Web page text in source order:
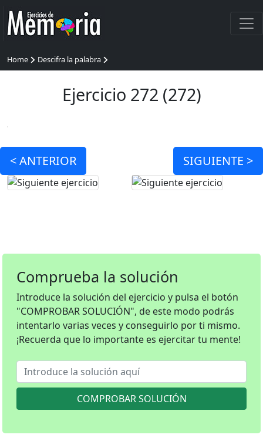
Home Descifra la palabra
Ejercicio 272 (272)
<ANTERIOR SIGUIENTE >
Comprueba la solución
Introduce la solución del ejercicio y pulsa el botón
"COMPROBAR SOLUCIÓN", de este modo podrás
intentarlo varias veces y conseguirlo por ti mismo.
¡Recuerda que lo importante es ejercitar tu mente!
COMPROBAR SOLUCIÓN